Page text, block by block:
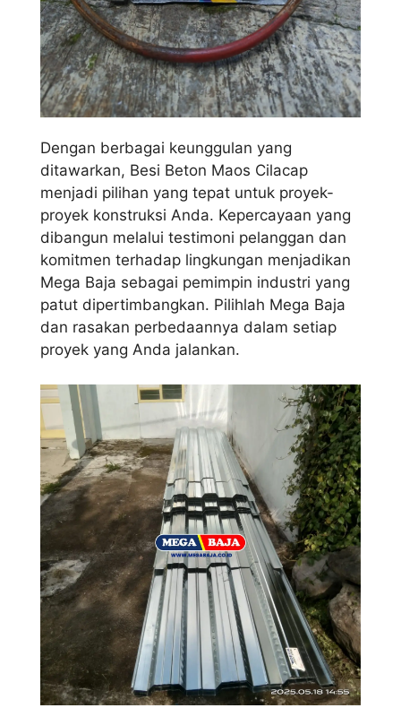
Dengan berbagai keunggulan yang
ditawarkan, Besi Beton Maos Cilacap
menjadi pilihan yang tepat untuk proyek-
proyek konstruksi Anda. Kepercayaan yang
dibangun melalui testimoni pelanggan dan
komitmen terhadap lingkungan menjadikan
Mega Baja sebagai pemimpin industri yang
patut dipertimbangkan. Pilihlah Mega Baja
dan rasakan perbedaannya dalam setiap
proyek yang Anda jalankan.